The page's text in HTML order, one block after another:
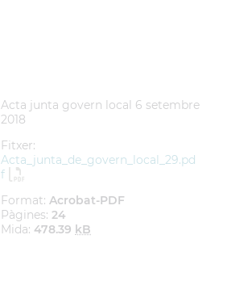
Acta junta govern local 6 setembre
2018
Fitxer:
Acta_junta_de_govern_local_29.pd
f
Format: Acrobat-PDF
Pàgines: 24
Mida: 478.39 kB